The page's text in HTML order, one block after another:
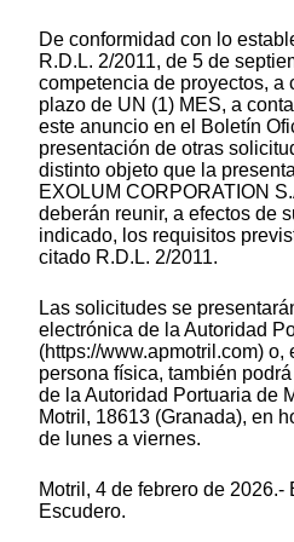
De conformidad con lo
R.D.L. 2/2011, de 5 de
competencia de proyectos, a
plazo de UN (1) MES, a
este anuncio en el Boletín
presentación de otras
distinto objeto que la
EXOLUM CORPORATION
deberán reunir, a efectos de
indicado, los requisitos
citado R.D.L. 2/2011.
Las solicitudes se
electrónica de la Autoridad
(https://www.apmotril.com)
persona física, también
de la Autoridad Portuaria de
Motril, 18613 (Granada), en
de lunes a viernes.
Motril, 4 de febrero de 2026.-
Escudero.